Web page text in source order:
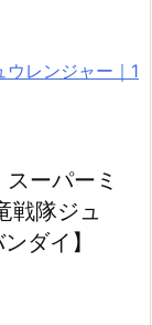
レンジャー｜1
ーパーミ
戦隊ジュ
ダイ】